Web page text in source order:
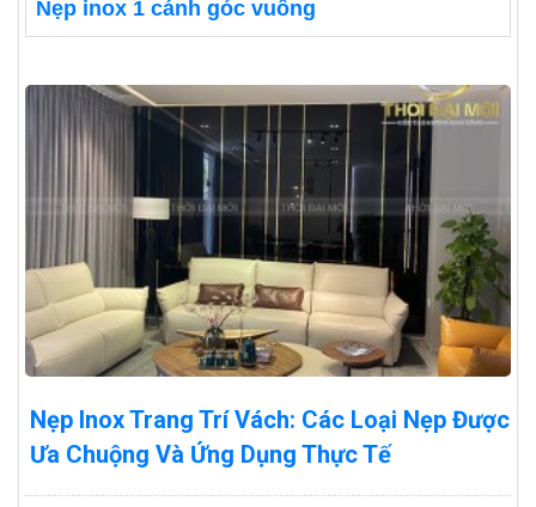
Nẹp inox 1 cánh góc vuông
Nẹp Inox Trang Trí Vách: Các Loại Nẹp Được
Ưa Chuộng Và Ứng Dụng Thực Tế